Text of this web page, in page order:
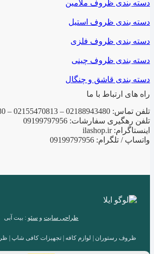
دسته بندی ظروف ملامین
دسته بندی ظروف استیل
دسته بندی ظروف فلزی
دسته بندی ظروف چینی
دسته بندی قاشق و چنگال
راه های ارتباط با ما
تلفن تماس: 02188943480 – 02155470813 – 02155470280
تلفن رهگیری سفارشات: 09199797956
اینستاگرام: ilashop.ir
واتساپ / تلگرام: 09199797956
طراحی سایت و سئو : بیت آبی
ظروف رستوران | لوازم کافه | تجهیزات کافی شاپ |